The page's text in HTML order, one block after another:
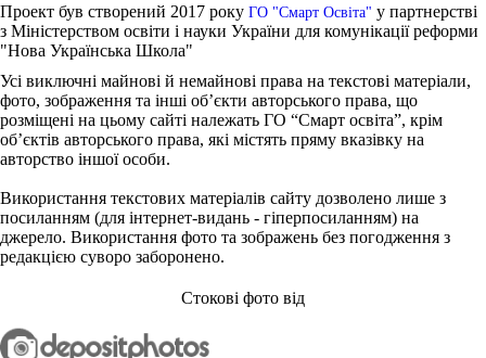
Проект був створений 2017 року ГО "Смарт Освіта" у партнерстві
з Міністерством освіти і науки України для комунікації реформи
"Нова Українська Школа"
Усі виключні майнові й немайнові права на текстові матеріали,
фото, зображення та інші об’єкти авторського права, що
розміщені на цьому сайті належать ГО “Смарт освіта”, крім
об’єктів авторського права, які містять пряму вказівку на
авторство іншої особи.
Використання текстових матеріалів сайту дозволено лише з
посиланням (для інтернет-видань - гіперпосиланням) на
джерело. Використання фото та зображень без погодження з
редакцією суворо заборонено.
Стокові фото від